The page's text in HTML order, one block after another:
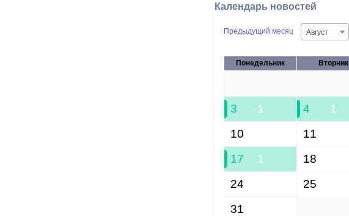
Календарь новостей
Предыдущий месяц Август
Понедельник Вторник
3 1 4 1
10 11
17 1 18
24 25
31